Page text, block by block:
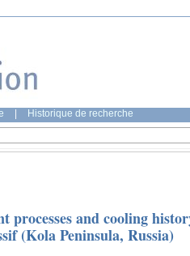
Historique de recherche
processes and cooling
(Kola Peninsula, Russia)